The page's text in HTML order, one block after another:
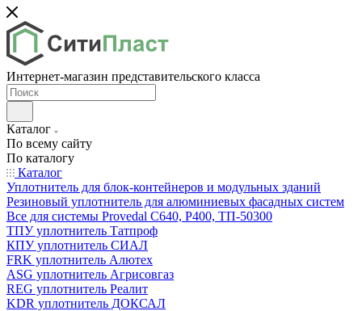
Интернет-магазин представительского класса
Каталог
По всему сайту
По каталогу
Каталог
Уплотнитель для блок-контейнеров и модульных зданий
Резиновый уплотнитель для алюминиевых фасадных систем
Все для системы Provedal С640, Р400, ТП-50300
ТПУ уплотнитель Татпроф
КПУ уплотнитель СИАЛ
FRK уплотнитель Алютех
ASG уплотнитель Агрисовгаз
REG уплотнитель Реалит
KDR уплотнитель ДОКСАЛ